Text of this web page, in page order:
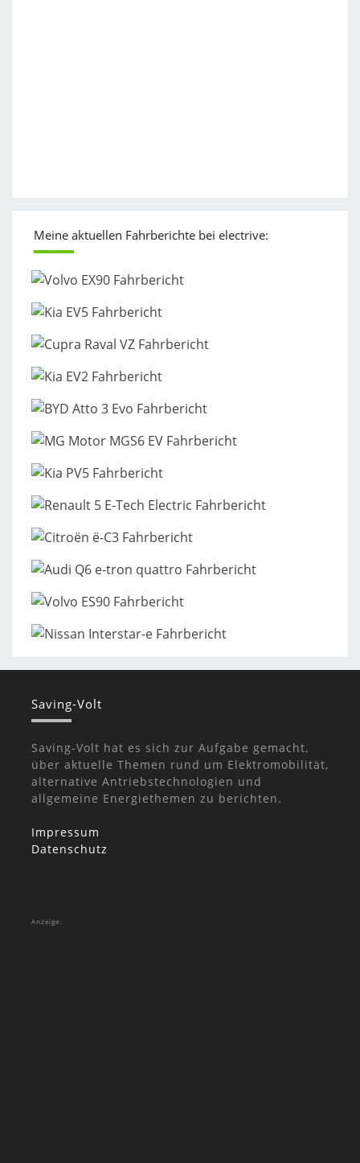
Meine aktuellen Fahrberichte bei electrive:
Saving-Volt
Saving-Volt hat es sich zur Aufgabe gemacht,
über aktuelle Themen rund um Elektromobilität,
alternative Antriebstechnologien und
allgemeine Energiethemen zu berichten.
Impressum
Datenschutz
Anzeige: